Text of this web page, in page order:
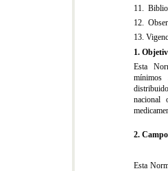
11.
12.
13.
1.
Esta
mínimos
nacional
2.
Esta